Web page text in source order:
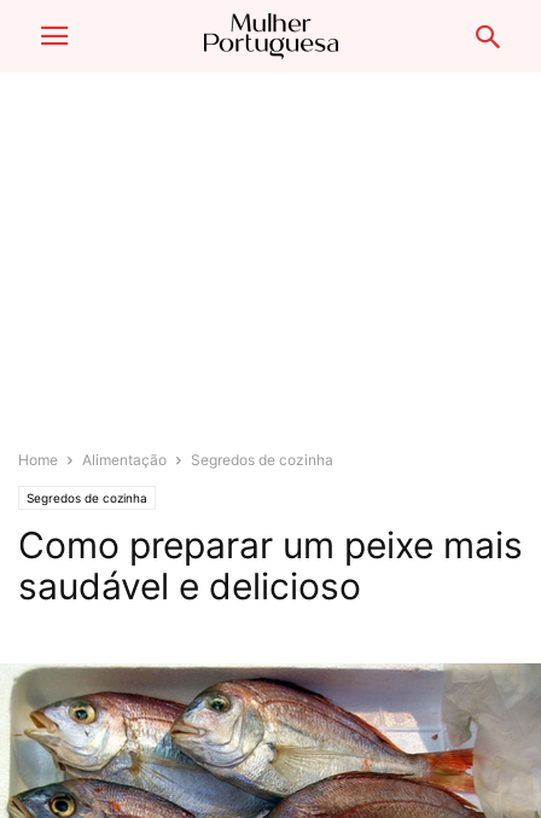
Home Alimentação Segredos de cozinha
Segredos de cozinha
Como preparar um peixe mais
saudável e delicioso